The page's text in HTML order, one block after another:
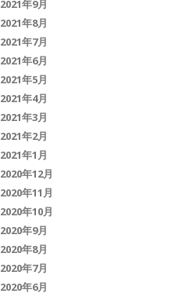
2021年9月
2021年8月
2021年7月
2021年6月
2021年5月
2021年4月
2021年3月
2021年2月
2021年1月
2020年12月
2020年11月
2020年10月
2020年9月
2020年8月
2020年7月
2020年6月